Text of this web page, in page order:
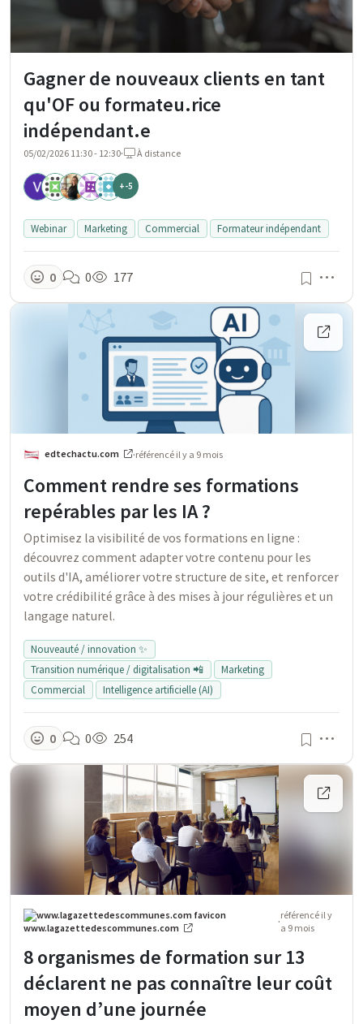
Gagner de nouveaux clients en tant
qu'OF ou formateu.rice
indépendant.e
05/02/2026 11:30 - 12:30· À distance
+-5
Webinar Marketing Commercial Formateur indépendant
0 0 177
edtechactu.com ·référencé il y a 9 mois
Comment rendre ses formations
repérables par les IA ?
Optimisez la visibilité de vos formations en ligne :
découvrez comment adapter votre contenu pour les
outils d'IA, améliorer votre structure de site, et renforcer
votre crédibilité grâce à des mises à jour régulières et un
langage naturel.
Nouveauté / innovation ✨
Transition numérique / digitalisation 📲
Marketing
Commercial
Intelligence artificielle (AI)
0 0 254
www.lagazettedescommunes.com
·
référencé il y
a 9 mois
8 organismes de formation sur 13
déclarent ne pas connaître leur coût
moyen d’une journée